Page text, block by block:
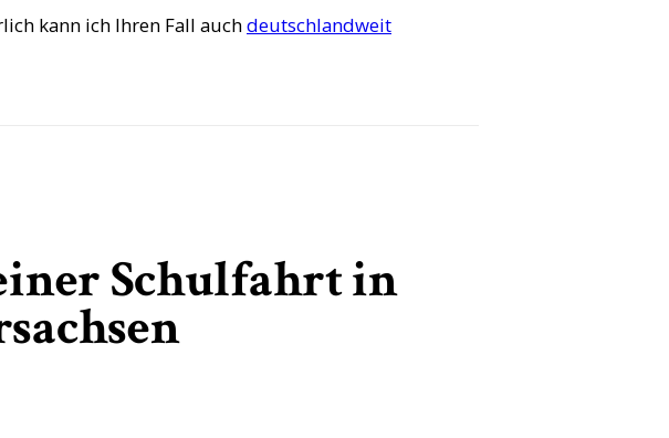
kann ich Ihren Fall auchdeutschlandweit
Schulfahrt in